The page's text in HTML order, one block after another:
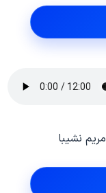
نشیبا